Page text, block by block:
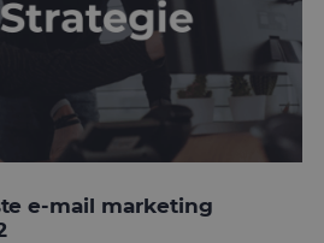
e-mail marketing